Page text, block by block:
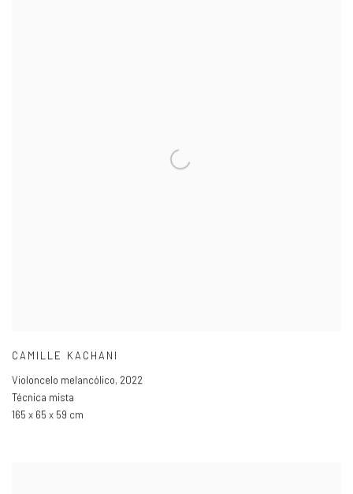
CAMILLE KACHANI
Violoncelo melancólico, 2022
Técnica mista
165 x 65 x 59 cm